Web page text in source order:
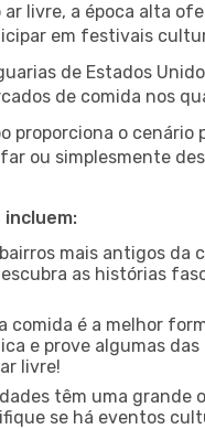
livre, a época alta
em festivais
de Estados
de comida nos
proporciona o
ou simplesmente
mais antigos
as histórias
comida é a melhor
e prove algumas
livre!
têm uma grande
se há eventos